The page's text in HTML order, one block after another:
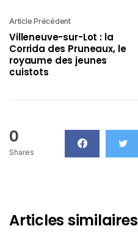
Article Précédent
Villeneuve-sur-Lot : la
Corrida des Pruneaux, le
royaume des jeunes
cuistots
0
Shares
Articles similaires